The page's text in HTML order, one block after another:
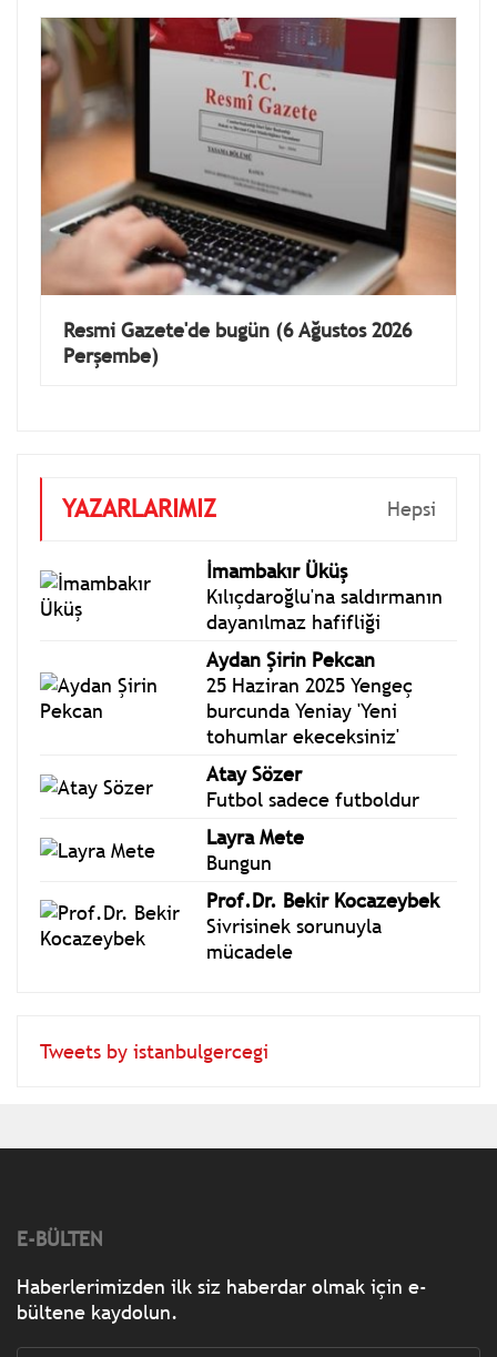
Resmi Gazete'de bugün (6 Ağustos 2026
Perşembe)
YAZARLARIMIZ Hepsi
İmambakır Üküş
Kılıçdaroğlu'na saldırmanın
dayanılmaz hafifliği
Aydan Şirin Pekcan
25 Haziran 2025 Yengeç
burcunda Yeniay 'Yeni
tohumlar ekeceksiniz'
Atay Sözer
Futbol sadece futboldur
Layra Mete
Bungun
Prof.Dr. Bekir Kocazeybek
Sivrisinek sorunuyla
mücadele
Tweets by istanbulgercegi
E-BÜLTEN
Haberlerimizden ilk siz haberdar olmak için e-
bültene kaydolun.